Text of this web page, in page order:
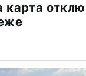
карта